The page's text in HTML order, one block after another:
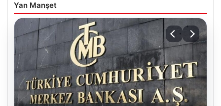
Yan Manşet